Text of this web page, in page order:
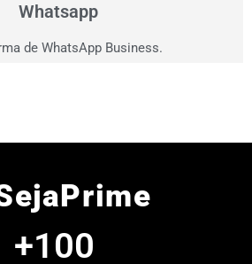
Whatsapp
de WhatsApp Business.
+100